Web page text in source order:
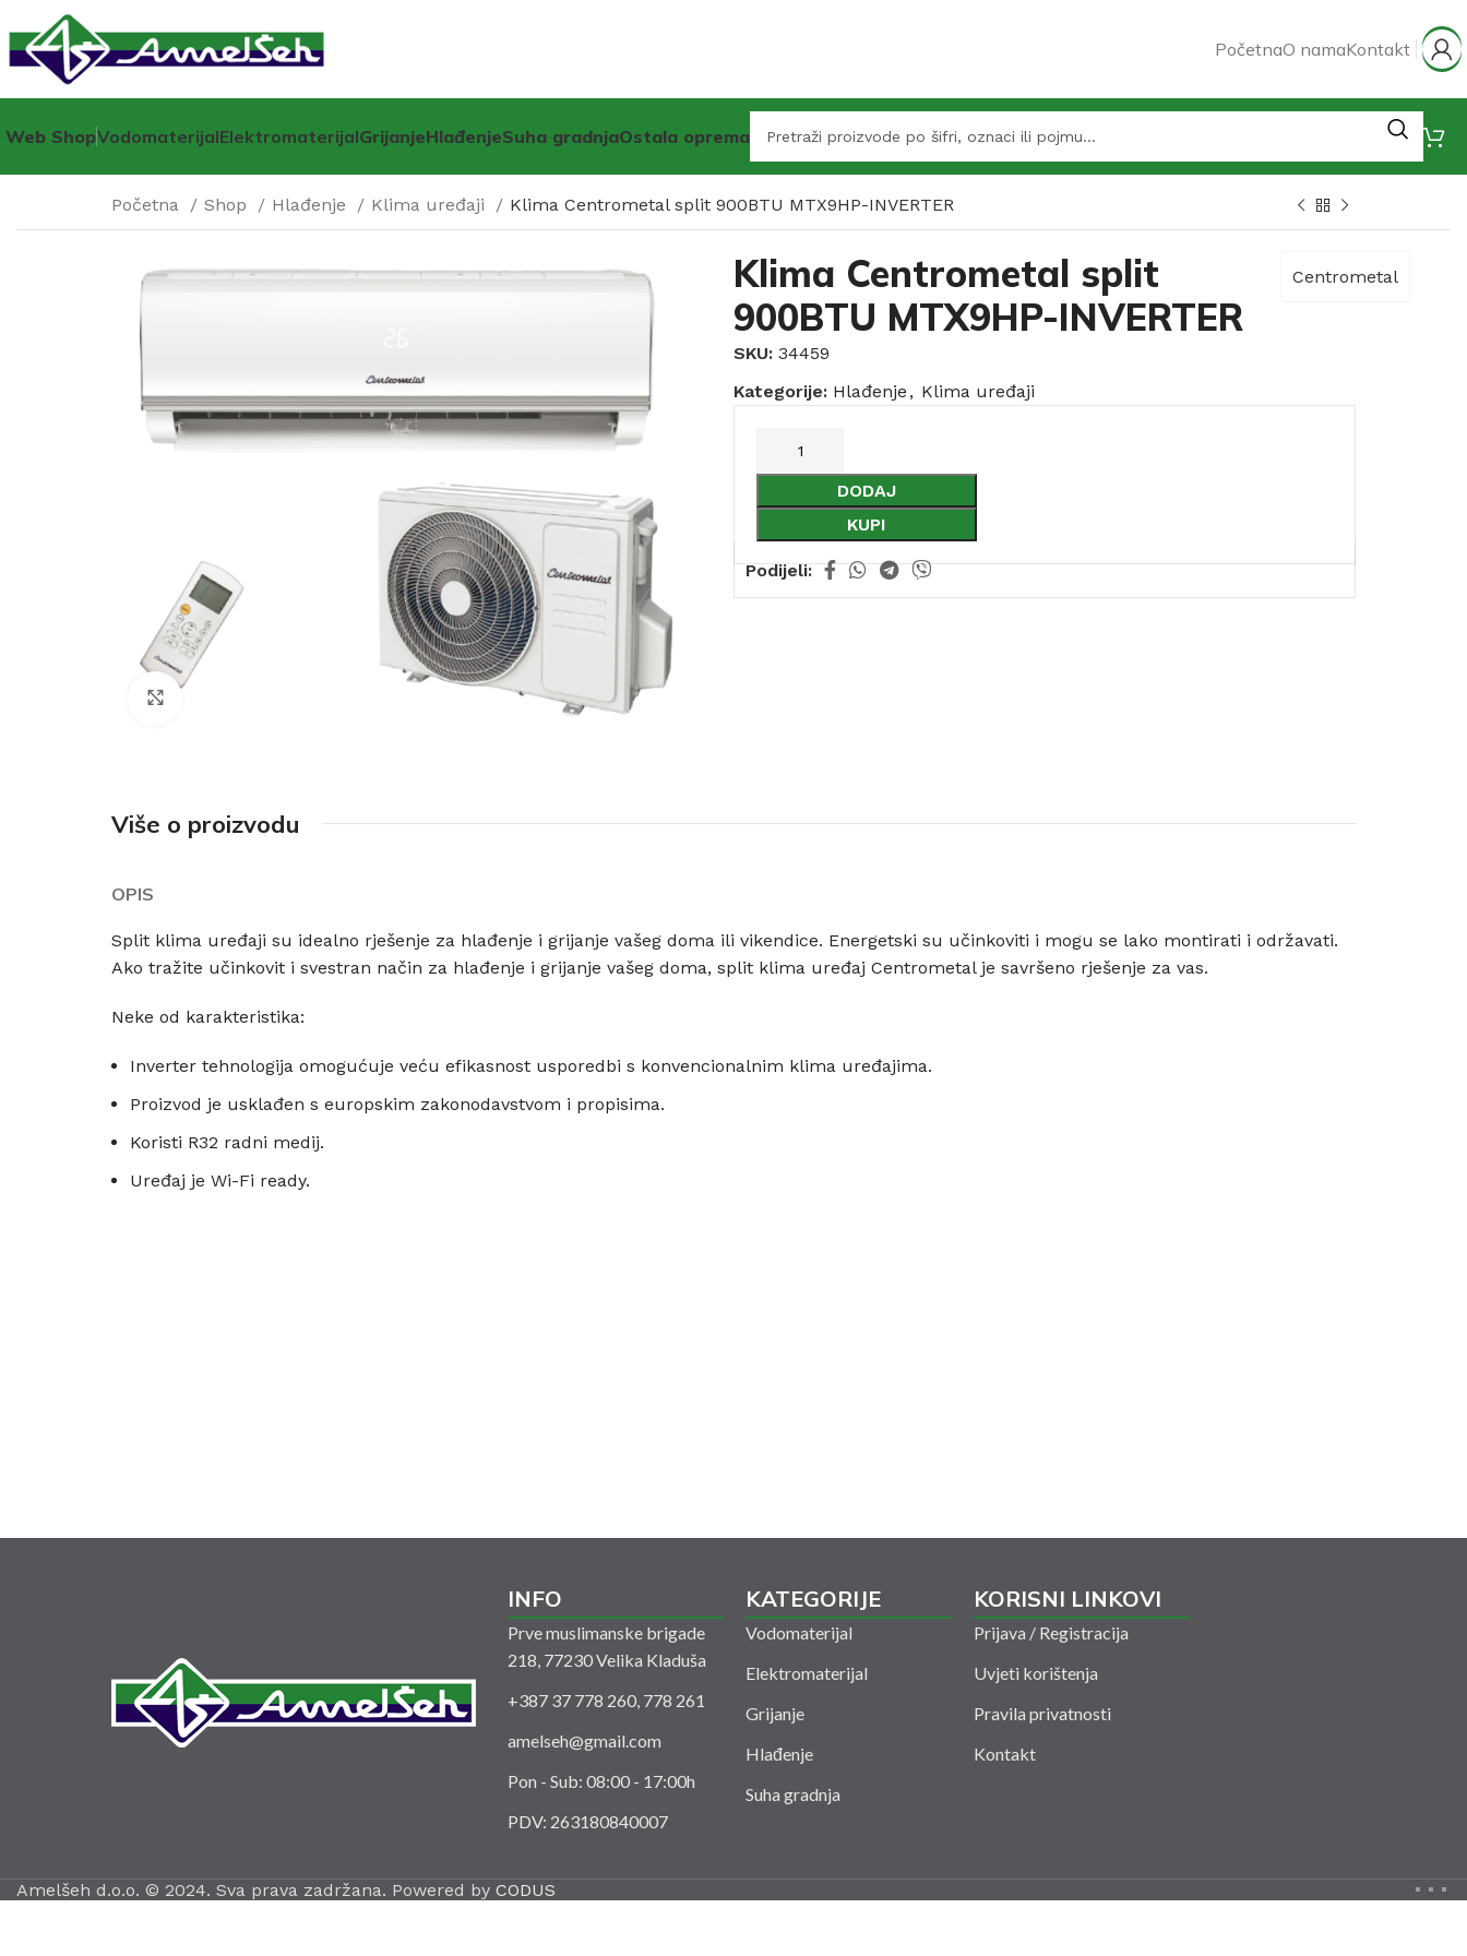
PočetnaO namaKontakt
Web ShopVodomaterijalElektromaterijalGrijanjeHlađenjeSuha gradnjaOstala oprema
Početna Shop Hlađenje Klima uređaji Klima Centrometal split 900BTU MTX9HP-INVERTER
Klima Centrometal split
900BTU MTX9HP-INVERTER
Centrometal
SKU: 34459
Kategorije: Hlađenje , Klima uređaji
DODAJ
KUPI
Podijeli:
Više o proizvodu
OPIS
Split klima uređaji su idealno rješenje za hlađenje i grijanje vašeg doma ili vikendice. Energetski su učinkoviti i mogu se lako montirati i održavati.
Ako tražite učinkovit i svestran način za hlađenje i grijanje vašeg doma, split klima uređaj Centrometal je savršeno rješenje za vas.
Neke od karakteristika:
Inverter tehnologija omogućuje veću efikasnost usporedbi s konvencionalnim klima uređajima.
Proizvod je usklađen s europskim zakonodavstvom i propisima.
Koristi R32 radni medij.
Uređaj je Wi-Fi ready.
INFO
Prve muslimanske brigade
218, 77230 Velika Kladuša
+387 37 778 260, 778 261
amelseh@gmail.com
Pon - Sub: 08:00 - 17:00h
PDV: 263180840007
KATEGORIJE
Vodomaterijal
Elektromaterijal
Grijanje
Hlađenje
Suha gradnja
KORISNI LINKOVI
Prijava / Registracija
Uvjeti korištenja
Pravila privatnosti
Kontakt
Amelšeh d.o.o. © 2024. Sva prava zadržana. Powered by CODUS